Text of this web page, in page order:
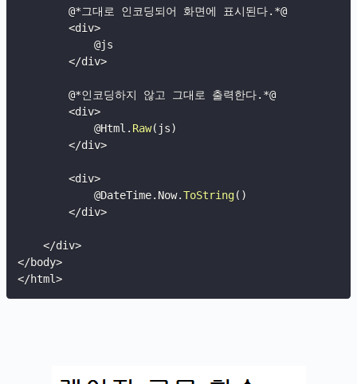
        @
*그대로 인코딩되어 화면에 표시된다. *@
<div>
            @js
</div>
        @
*인코딩하지 않고 그대로 출력한다. *@
<div>
            @Html
. Raw( js)
</div>
<div>
            @DateTime
. Now.ToString( )
</div>
</div>
</body>
</html>